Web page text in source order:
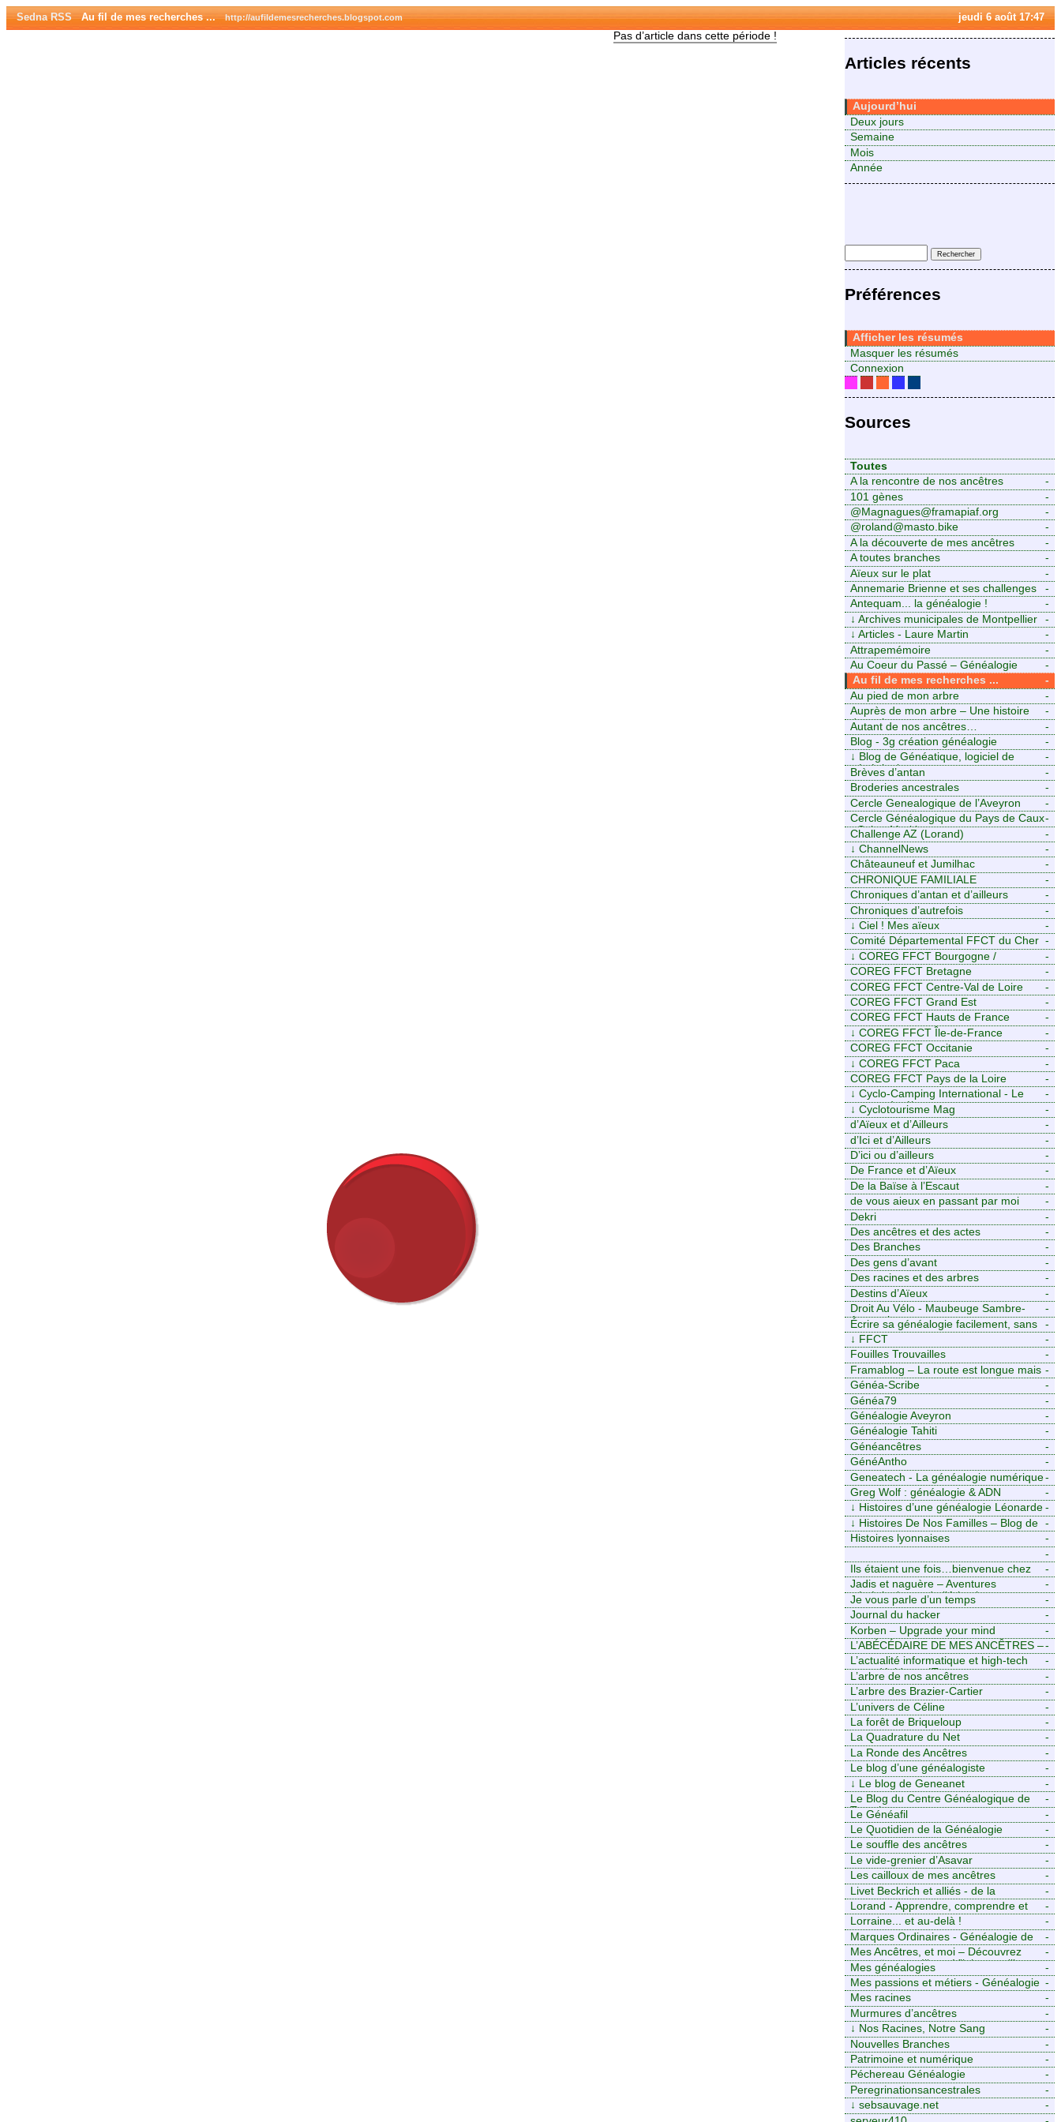
Sedna RSSAu fil de mes recherches ...http://aufildemesrecherches.blogspot.com jeudi 6 août 17:47
Articles récents
Aujourd’hui
Deux jours
Semaine
Mois
Année
Préférences
Afficher les résumés
Masquer les résumés
Connexion
Sources
Toutes
-
A la rencontre de nos ancêtres
-
101 gènes
-
@Magnagues@framapiaf.org
-
@roland@masto.bike
-
A la découverte de mes ancêtres
-
A toutes branches
-
Aïeux sur le plat
-
Annemarie Brienne et ses challenges
de A à Z
-
Antequam... la généalogie !
-
↓ Archives municipales de Montpellier
-
↓ Articles - Laure Martin
-
Attrapemémoire
-
Au Coeur du Passé – Généalogie
Familiale
-
Au fil de mes recherches ...
-
Au pied de mon arbre
-
Auprès de mon arbre – Une histoire
de racines
-
Autant de nos ancêtres…
-
Blog - 3g création généalogie
-
↓ Blog de Généatique, logiciel de
généalogie
-
Brèves d’antan
-
Broderies ancestrales
-
Cercle Genealogique de l’Aveyron
-
Cercle Généalogique du Pays de Caux
- Seine-Maritime
-
Challenge AZ (Lorand)
-
↓ ChannelNews
-
Châteauneuf et Jumilhac
-
CHRONIQUE FAMILIALE
-
Chroniques d’antan et d’ailleurs
-
Chroniques d’autrefois
-
↓ Ciel ! Mes aïeux
-
Comité Départemental FFCT du Cher
-
↓ COREG FFCT Bourgogne /
Franche-Comté
-
COREG FFCT Bretagne
-
COREG FFCT Centre-Val de Loire
-
COREG FFCT Grand Est
-
COREG FFCT Hauts de France
-
↓ COREG FFCT Île-de-France
-
COREG FFCT Occitanie
-
↓ COREG FFCT Paca
-
COREG FFCT Pays de la Loire
-
↓ Cyclo-Camping International - Le
voyage à vélo
-
↓ Cyclotourisme Mag
-
d’Aïeux et d’Ailleurs
-
d’Ici et d’Ailleurs
-
D’ici ou d’ailleurs
-
De France et d’Aïeux
-
De la Baïse à l’Escaut
-
de vous aieux en passant par moi
-
Dekri
-
Des ancêtres et des actes
-
Des Branches
-
Des gens d’avant
-
Des racines et des arbres
-
Destins d’Aïeux
-
Droit Au Vélo - Maubeuge Sambre-
Avesnois
-
Écrire sa généalogie facilement, sans
stress avec Généalordi
-
↓ FFCT
-
Fouilles Trouvailles
-
Framablog – La route est longue mais
la voie est libre…
-
Généa-Scribe
-
Généa79
-
Généalogie Aveyron
-
Généalogie Tahiti
-
Généancêtres
-
GénéAntho
-
Geneatech - La généalogie numérique
à portée de tous
-
Greg Wolf : généalogie & ADN
-
↓ Histoires d’une généalogie Léonarde
-
↓ Histoires De Nos Familles – Blog de
généalogie
-
Histoires lyonnaises
-
https://
-
Ils étaient une fois…bienvenue chez
mes ancêtres. – Une histoire
tourangelle, mais pas seulement.
-
Jadis et naguère – Aventures
généalogiques de l’Atlantique aux
contreforts des Alpes
-
Je vous parle d’un temps
-
Journal du hacker
-
Korben – Upgrade your mind
-
L’ABÉCÉDAIRE DE MES ANCÊTRES –
Tout ce que j’aurais aimé savoir sur ma
famille mais n’ai jamais osé demander
-
L’actualité informatique et high-tech
pour décideurs IT.
-
L’arbre de nos ancêtres
-
L’arbre des Brazier-Cartier
-
L’univers de Céline
-
La forêt de Briqueloup
-
La Quadrature du Net
-
La Ronde des Ancêtres
-
Le blog d’une généalogiste
-
↓ Le blog de Geneanet
-
Le Blog du Centre Généalogique de
Touraine -
-
Le Généafil
-
Le Quotidien de la Généalogie
-
Le souffle des ancêtres
-
Le vide-grenier d’Asavar
-
Les cailloux de mes ancêtres
-
Livet Beckrich et alliés - de la
généalogie à l’écriture.
-
Lorand - Apprendre, comprendre et
transmettre pour exister. (Descartes)
-
Lorraine... et au-delà !
-
Marques Ordinaires - Généalogie de
Moselle et d’ailleurs
-
Mes Ancêtres, et moi – Découvrez
mes aïeux en Ille-et-Vilaine et ailleurs
-
Mes généalogies
-
Mes passions et métiers - Généalogie
et Tir à l’Arc
-
Mes racines
-
Murmures d’ancêtres
-
↓ Nos Racines, Notre Sang
-
Nouvelles Branches
-
Patrimoine et numérique
-
Péchereau Généalogie
-
Peregrinationsancestrales
-
↓ sebsauvage.net
Pas d’article dans cette période !